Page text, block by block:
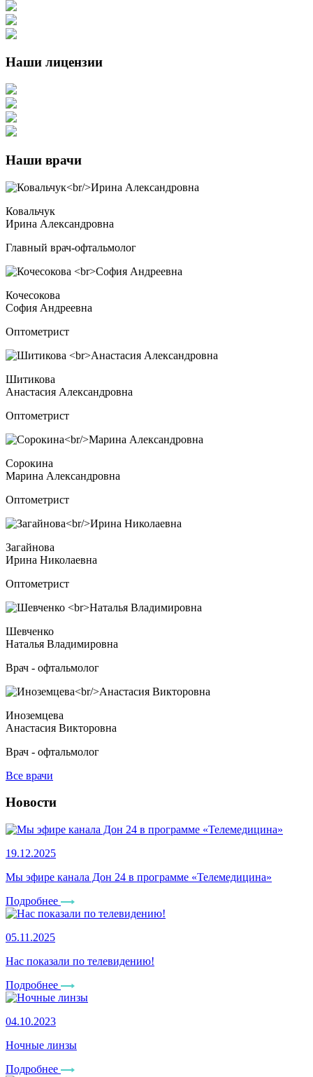
Наши лицензии
Наши врачи
Ковальчук
Ирина Александровна
Главный врач-офтальмолог
Кочесокова
София Андреевна
Оптометрист
Шитикова
Анастасия Александровна
Оптометрист
Сорокина
Марина Александровна
Оптометрист
Загайнова
Ирина Николаевна
Оптометрист
Шевченко
Наталья Владимировна
Врач - офтальмолог
Иноземцева
Анастасия Викторовна
Врач - офтальмолог
Все врачи
Новости
19.12.2025
Мы эфире канала Дон 24 в программе «Телемедицина»
Подробнее
05.11.2025
Нас показали по телевидению!
Подробнее
04.10.2023
Ночные линзы
Подробнее